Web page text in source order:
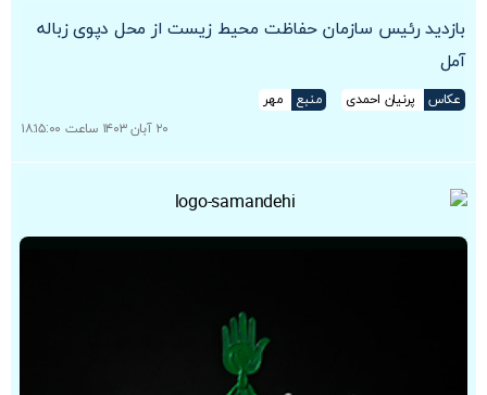
بازدید رئیس سازمان حفاظت محیط‌ زیست از محل دپوی زباله
آمل
عکاس پرنیان احمدی منبع
مهر
۲۰ آبان ۱۴۰۳ ساعت ۱۸:۱۵:۰۰